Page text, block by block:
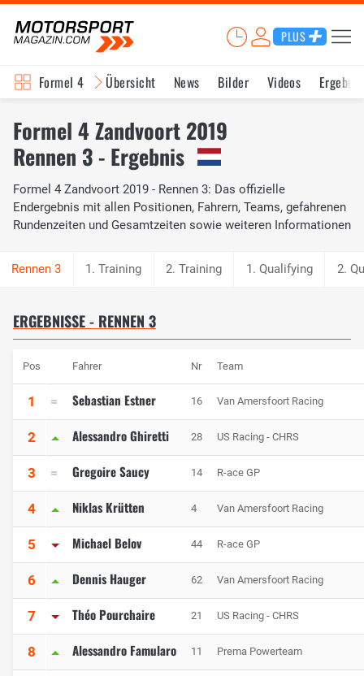
PLUS
Formel 4 Übersicht News Bilder Videos
Formel 4 Zandvoort 2019
Rennen 3 - Ergebnis
Formel 4 Zandvoort 2019 - Rennen 3: Das offizielle
Endergebnis mit allen Positionen, Fahrern, Teams, gefahrenen
Rundenzeiten und Gesamtzeiten sowie weiteren Informationen
1. Training 2. Training 1. Qualifying 2.
ERGEBNISSE - RENNEN 3
Pos Fahrer Nr Team
1 Sebastian Estner 16 Van Amersfoort Racing
2 Alessandro Ghiretti 28 US Racing - CHRS
3 Gregoire Saucy 14 R-ace GP
4 Niklas Krütten 4 Van Amersfoort Racing
5 Michael Belov 44 R-ace GP
6 Dennis Hauger 62 Van Amersfoort Racing
7 Théo Pourchaire 21 US Racing - CHRS
8 Alessandro Famularo 11 Prema Powerteam